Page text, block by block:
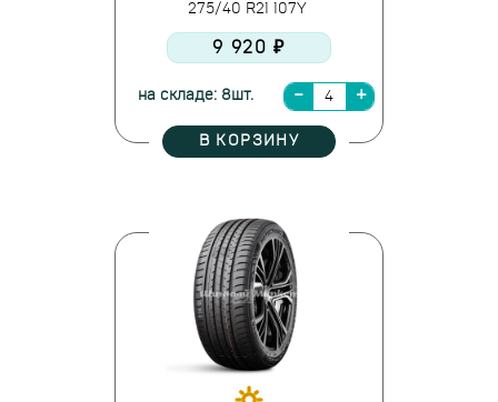
275/40 R21 107Y
9 920 ₽
на складе: 8шт.
В КОРЗИНУ